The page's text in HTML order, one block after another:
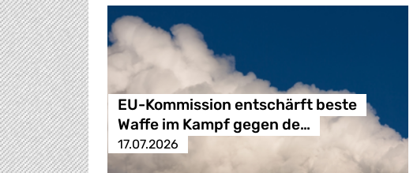
EU-Kommission entschärft beste
Waffe im Kampf gegen de…
17.07.2026